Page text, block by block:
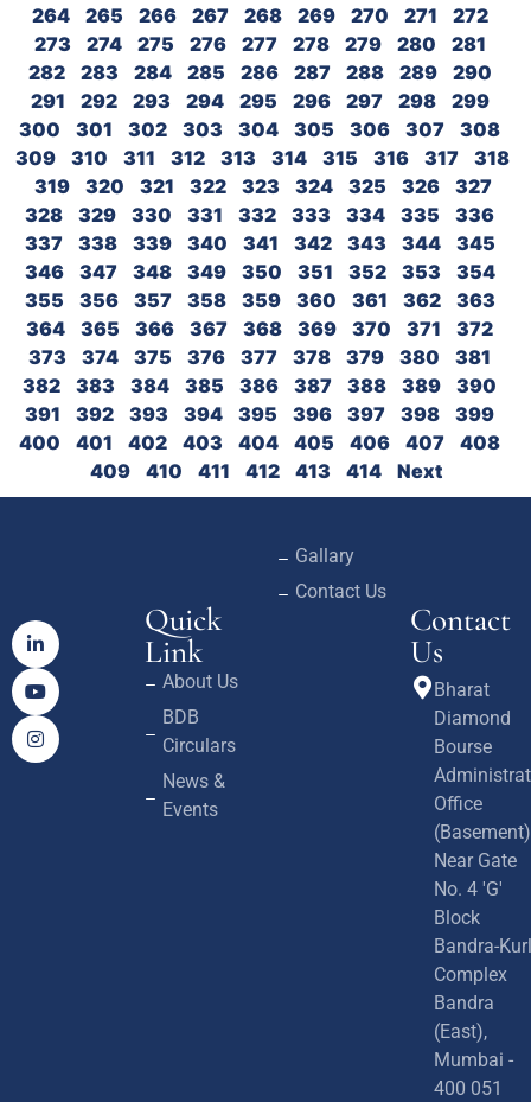
264
265 266 267 268 269 270 271
272
273
274 275 276 277 278 279 280
281
282
283 284 285 286 287 288 289
290
291
292 293 294 295 296 297 298
299
300
301 302 303 304 305 306 307
308
309
310 311 312 313 314 315 316 317
318
319
320 321 322 323 324 325 326
327
328
329 330 331 332 333 334 335
336
337
338 339 340 341 342 343 344
345
346
347 348 349 350 351 352 353
354
355
356 357 358 359 360 361 362
363
364
365 366 367 368 369 370 371
372
373
374 375 376 377 378 379 380
381
382
383 384 385 386 387 388 389
390
391
392 393 394 395 396 397 398
399
400
401 402 403 404 405 406 407
408
409
410 411 412 413 414 Next
Quick
Link
About Us
BDB
Circulars
News &
Events
Gallary
Contact Us
Contact
Us
Bharat
Diamond
Bourse
Office
(Basement)
Near Gate
No. 4 'G'
Block
Bandra-
Complex
Bandra
(East),
Mumbai -
400 051